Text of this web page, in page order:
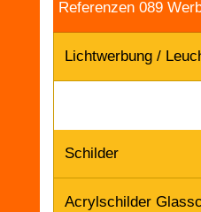
Referenzen 089
Lichtwerbung /
Schilder
Acrylschilder